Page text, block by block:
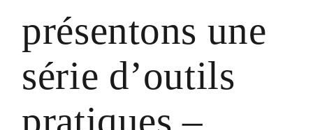
présentons une
série d’outils
pratiques –